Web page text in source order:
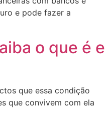
e pode fazer a
o que é e
que essa condição
que convivem com ela